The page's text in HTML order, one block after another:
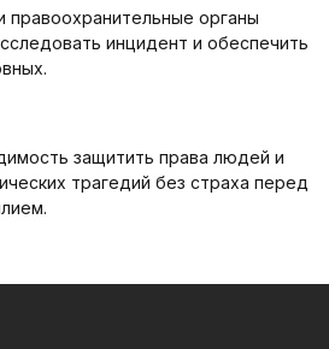
правоохранительные органы
инцидент и обеспечить
защитить права людей и
трагедий без страха перед